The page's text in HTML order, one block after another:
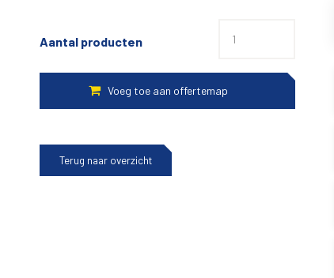
Aantal producten
Terug naar overzicht